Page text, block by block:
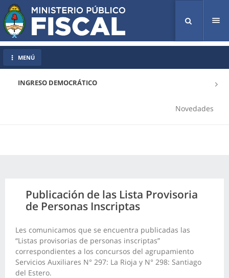
INGRESO DEMOCRÁTICO
Novedades
MENÚ
Publicación de las Lista Provisoria
de Personas Inscriptas
Les comunicamos que se encuentra publicadas las
“Listas provisorias de personas inscriptas”
correspondientes a los concursos del agrupamiento
Servicios Auxiliares N° 297: La Rioja y N° 298: Santiago
del Estero.